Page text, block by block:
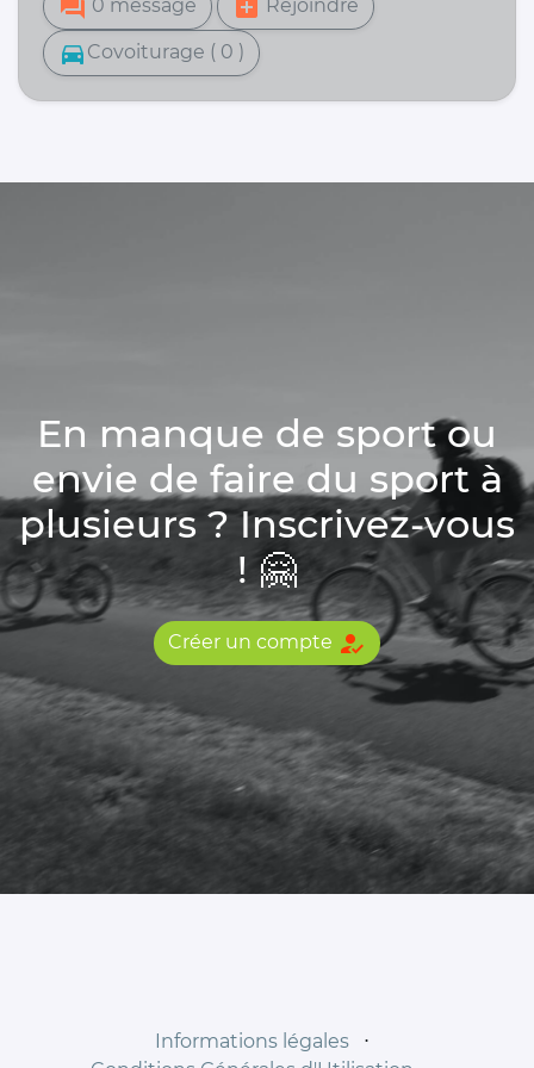
forum 0 message add_box Rejoindre
directions_car Covoiturage ( 0 )
En manque de sport ou
envie de faire du sport à
plusieurs ? Inscrivez-vous
! 🤗
Créer un compte how_to_reg
Informations légales
⋅